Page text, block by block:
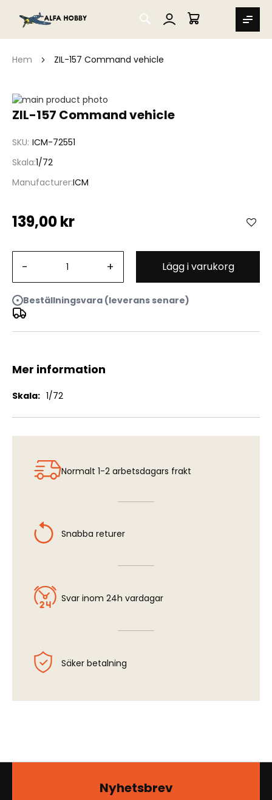
SEARCH
MIN VARUKORG
Hem ZIL-157 Command vehicle
ZIL-157 Command vehicle
SKU ICM-72551
Skala 1/72
ManufacturerICM
139,00 kr
- + Lägg i varukorg
Beställningsvara (leverans senare)
Hoppa
till
bildgalleriet
ZIL-157 Command vehicle
Hoppa
av
bildgalleriet
Mer information
Mer
1/72
Normalt 1-2 arbetsdagars frakt
Snabba returer
Svar inom 24h vardagar
Säker betalning
Nyhetsbrev